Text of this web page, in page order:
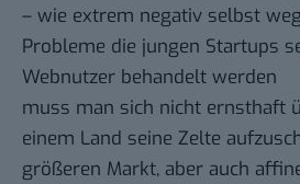
– wie extrem negativ selbst
Probleme die jungen Startups
Webnutzer behandelt werden
muss man sich nicht ernsthaft
einem Land seine Zelte
größeren Markt, aber auch